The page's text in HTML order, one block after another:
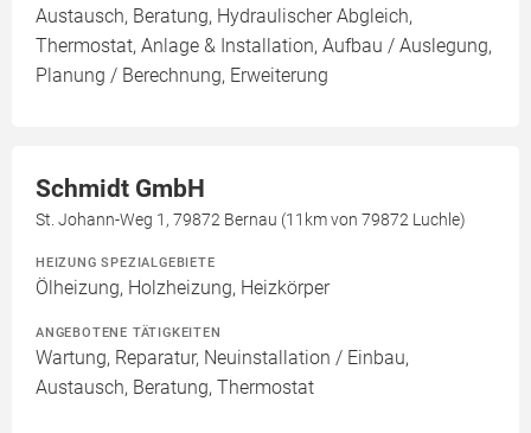
Austausch, Beratung, Hydraulischer Abgleich,
Thermostat, Anlage & Installation, Aufbau / Auslegung,
Planung / Berechnung, Erweiterung
Schmidt GmbH
St. Johann-Weg 1, 79872 Bernau (11km von 79872 Luchle)
HEIZUNG SPEZIALGEBIETE
Ölheizung, Holzheizung, Heizkörper
ANGEBOTENE TÄTIGKEITEN
Wartung, Reparatur, Neuinstallation / Einbau,
Austausch, Beratung, Thermostat